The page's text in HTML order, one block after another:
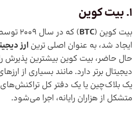
1. بیت کوین
بیت کوین (BTC) که در سال 2009 توسط
ایجاد شد، به عنوان اصلی ترین ارز
حال حاضر، بیت کوین بیشترین پذیرش
دیجیتال برتر دارد. مانند بسیاری از
یک بلاک‌چین یا یک دفتر کل
متشکل از هزاران رایانه، اجرا می‌شود.